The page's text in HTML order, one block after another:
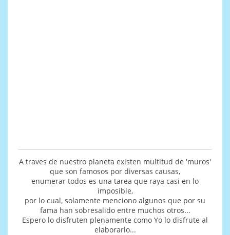
A traves de nuestro planeta existen multitud de 'muros'
que son famosos por diversas causas,
enumerar todos es una tarea que raya casi en lo
imposible,
por lo cual, solamente menciono algunos que por su
fama han sobresalido entre muchos otros...
Espero lo disfruten plenamente como Yo lo disfrute al
elaborarlo...